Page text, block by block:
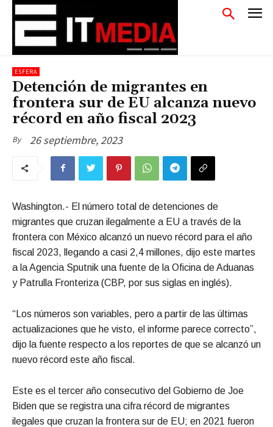
ESFERA
Detención de migrantes en
frontera sur de EU alcanza nuevo
récord en año fiscal 2023
By 26 septiembre, 2023
Washington.- El número total de detenciones de
migrantes que cruzan ilegalmente a EU a través de la
frontera con México alcanzó un nuevo récord para el año
fiscal 2023, llegando a casi 2,4 millones, dijo este martes
a la Agencia Sputnik una fuente de la Oficina de Aduanas
y Patrulla Fronteriza (CBP, por sus siglas en inglés).
“Los números son variables, pero a partir de las últimas
actualizaciones que he visto, el informe parece correcto”,
dijo la fuente respecto a los reportes de que se alcanzó un
nuevo récord este año fiscal.
Este es el tercer año consecutivo del Gobierno de Joe
Biden que se registra una cifra récord de migrantes
ilegales que cruzan la frontera sur de EU; en 2021 fueron